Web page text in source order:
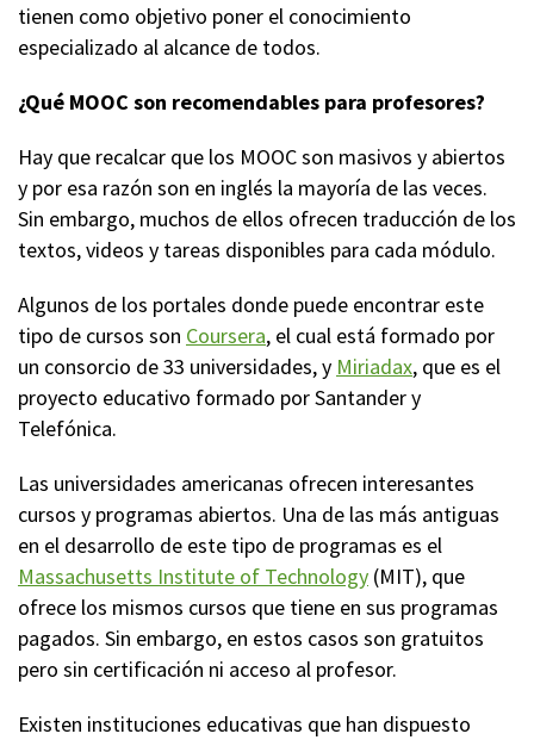
tienen como objetivo poner el conocimiento
especializado al alcance de todos.
¿Qué MOOC son recomendables para profesores?
Hay que recalcar que los MOOC son masivos y abiertos
y por esa razón son en inglés la mayoría de las veces.
Sin embargo, muchos de ellos ofrecen traducción de los
textos, videos y tareas disponibles para cada módulo.
Algunos de los portales donde puede encontrar este
tipo de cursos son Coursera, el cual está formado por
un consorcio de 33 universidades, y Miriadax, que es el
proyecto educativo formado por Santander y
Telefónica.
Las universidades americanas ofrecen interesantes
cursos y programas abiertos. Una de las más antiguas
en el desarrollo de este tipo de programas es el
Massachusetts Institute of Technology (MIT), que
ofrece los mismos cursos que tiene en sus programas
pagados. Sin embargo, en estos casos son gratuitos
pero sin certificación ni acceso al profesor.
Existen instituciones educativas que han dispuesto